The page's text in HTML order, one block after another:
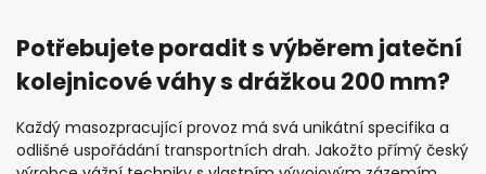
Potřebujete poradit s výběrem jateční
kolejnicové váhy s drážkou 200 mm?
Každý masozpracující provoz má svá unikátní specifika a
odlišné uspořádání transportních drah. Jakožto přímý český